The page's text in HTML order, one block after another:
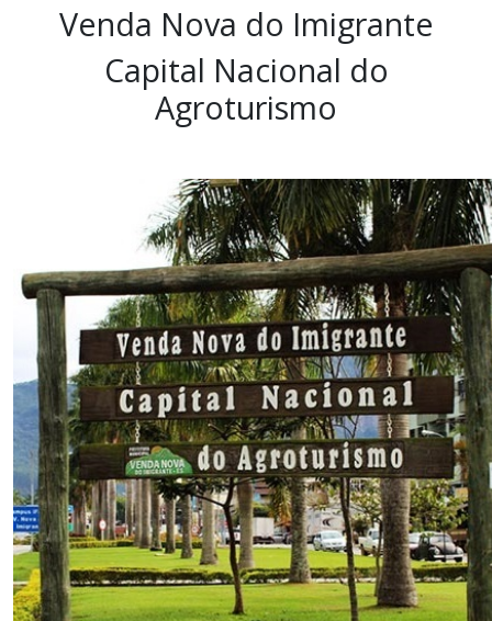
Venda Nova do Imigrante
Capital Nacional do
Agroturismo